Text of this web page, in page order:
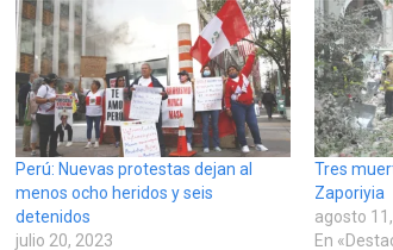
Perú: Nuevas protestas dejan al
menos ocho heridos y seis
detenidos
julio 20, 2023
Tres
Zaporiyia
agosto
En